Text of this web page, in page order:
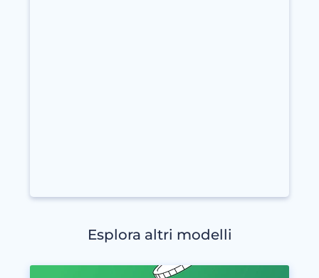
Esplora altri modelli